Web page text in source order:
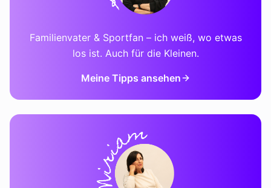
Familienvater & Sportfan – ich weiß, wo etwas
los ist. Auch für die Kleinen.
Meine Tipps ansehen